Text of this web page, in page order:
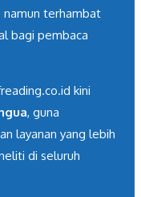
namun terhambat
bagi pembaca
kini
, guna
layanan yang lebih
di seluruh